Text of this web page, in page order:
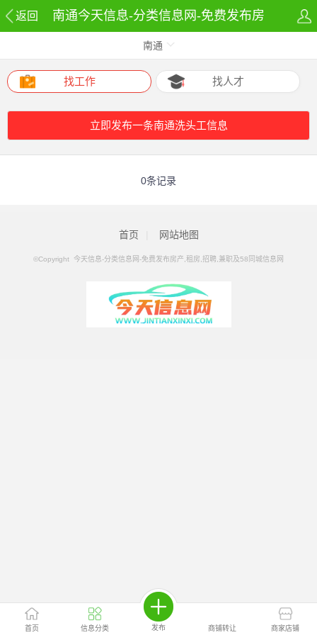
返回 南通今天信息-分类信息网-免费发布房
产,租房,招聘,兼职及58同城信息网洗头
工网
首页 信息分类 发布 商铺转让 商家店铺
南通
找工作 找人才
立即发布一条南通洗头工信息
0条记录
首页 网站地图
©Copyright 今天信息-分类信息网-免费发布房产,租房,招聘,兼职及58同城信息网